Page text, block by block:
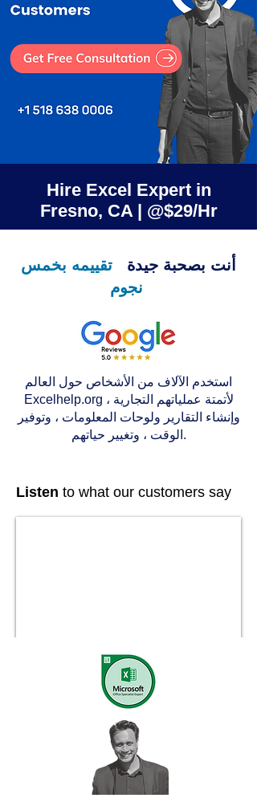
Hire Excel Expert in
Fresno, CA | @$29/Hr
أنت بصحبة جيدة
تقييمه بخمس
نجوم
استخدم الآلاف من الأشخاص حول العالم
Excelhelp.org لأتمتة عملياتهم التجارية ،
وإنشاء التقارير ولوحات المعلومات ، وتوفير
الوقت ، وتغيير حياتهم.
Listen to what our customers say